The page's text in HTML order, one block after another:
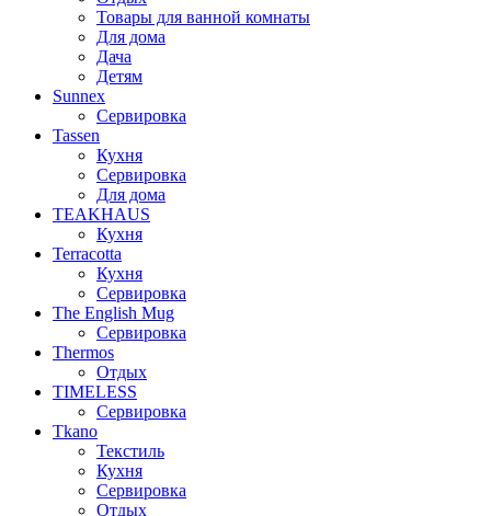
Товары для ванной комнаты
Для дома
Дача
Детям
Sunnex
Сервировка
Tassen
Кухня
Сервировка
Для дома
TEAKHAUS
Кухня
Terracotta
Кухня
Сервировка
The English Mug
Сервировка
Thermos
Отдых
TIMELESS
Сервировка
Tkano
Текстиль
Кухня
Сервировка
Отдых